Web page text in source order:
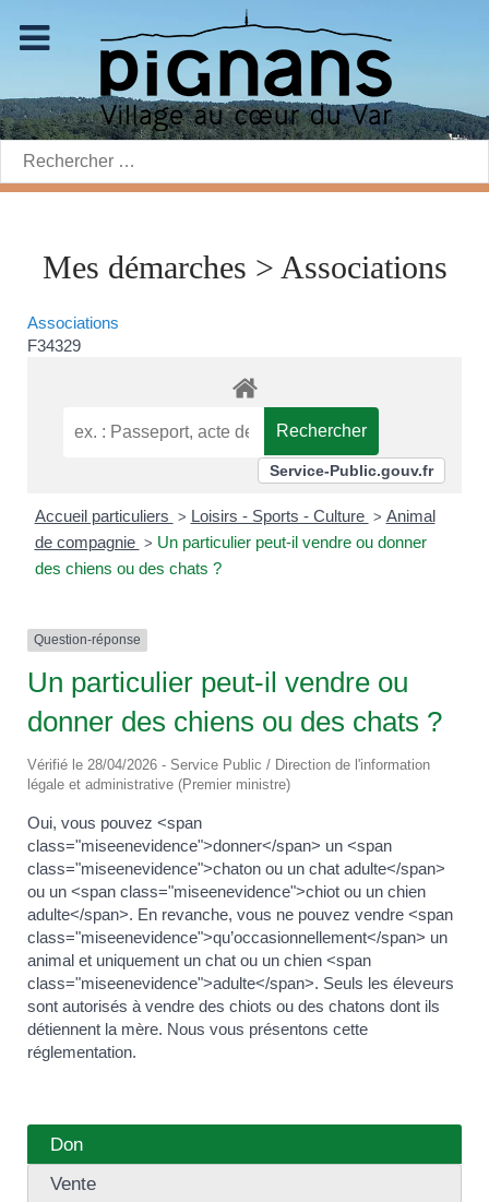
Rechercher:
Mes démarches > Associations
Associations
F34329
Service-Public.gouv.fr
Accueil particuliers > Loisirs - Sports - Culture > Animal
de compagnie > Un particulier peut-il vendre ou donner
des chiens ou des chats ?
Question-réponse
Un particulier peut-il vendre ou
donner des chiens ou des chats ?
Vérifié le 28/04/2026 - Service Public / Direction de l'information
légale et administrative (Premier ministre)
Oui, vous pouvez <span
class="miseenevidence">donner</span> un <span
class="miseenevidence">chaton ou un chat adulte</span>
ou un <span class="miseenevidence">chiot ou un chien
adulte</span>. En revanche, vous ne pouvez vendre <span
class="miseenevidence">qu’occasionnellement</span> un
animal et uniquement un chat ou un chien <span
class="miseenevidence">adulte</span>. Seuls les éleveurs
sont autorisés à vendre des chiots ou des chatons dont ils
détiennent la mère. Nous vous présentons cette
réglementation.
Don
Vente